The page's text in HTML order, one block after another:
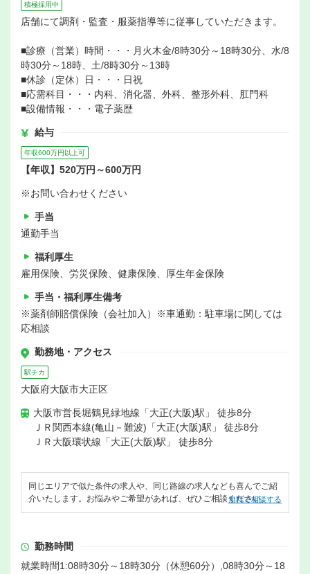
積極採用中
店舗にて調剤・監査・服薬指導等に従事していただきます。
■診療（営業）時間・・・月火木金/8時30分～18時30分、水/8
時30分～18時、土/8時30分～13時
■休診（定休）日・・・日祝
■応需科目・・・内科、消化器、外科、整形外科、肛門科
■設備情報・・・電子薬歴
給与
年収600万円以上可
【年収】520万円～600万円
※お問い合わせください
手当
通勤手当
福利厚生
雇用保険、労災保険、健康保険、厚生年金保険
手当・福利厚生備考
※薬剤師賠償保険（会社加入）※車通勤：駐車場に関しては
応相談
勤務地・アクセス
駅チカ
大阪府大阪市大正区
大阪市営長堀鶴見緑地線「大正(大阪)駅」 徒歩8分
ＪＲ関西本線(亀山－難波)「大正(大阪)駅」 徒歩8分
ＪＲ大阪環状線「大正(大阪)駅」 徒歩8分
同じエリアで似た条件の求人や、同じ路線の求人なども喜んでご紹
介いたします。お悩みやご希望があれば、ぜひご相談ください。
無料で相談する
勤務時間
就業時間1:08時30分～18時30分（休憩60分）,08時30分～18